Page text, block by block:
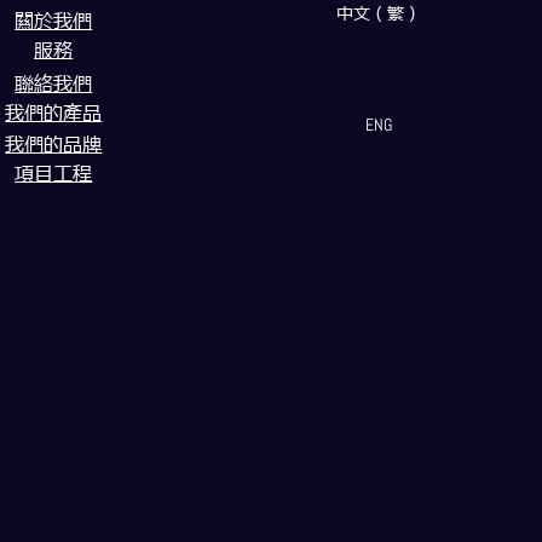
闗於我們
服務
聯絡我們
我們的產品
我們的品牌
項目工程
中文（繁）
ENG